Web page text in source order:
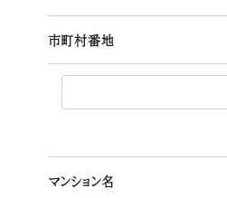
市町村番地
マンション名